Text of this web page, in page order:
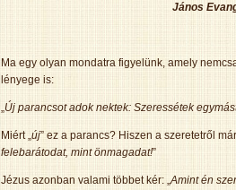
János
Ma egy olyan mondatra figyelünk, amely
lényege is:
„Új parancsot adok nektek: Szeressétek
Miért „új” ez a parancs? Hiszen a szeretetről
felebarátodat, mint önmagadat!”
Jézus azonban valami többet kér: „Amint én